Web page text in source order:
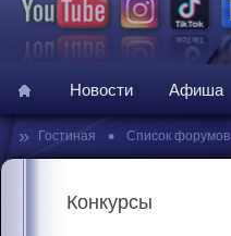
Новости Афиша
» Гостиная • Список форумов
Конкурсы